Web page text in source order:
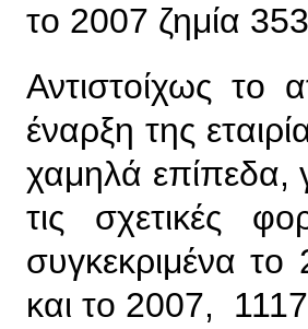
το 2007 ζημία
Αντιστοίχως το
έναρξη της
χαμηλά επίπεδα,
τις σχετικές
συγκεκριμένα
και το 2007,